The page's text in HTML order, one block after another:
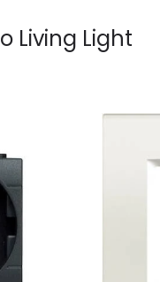
Living Light
que nos
de
Puedes
y